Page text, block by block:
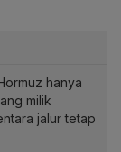
hanya
milik
jalur tetap